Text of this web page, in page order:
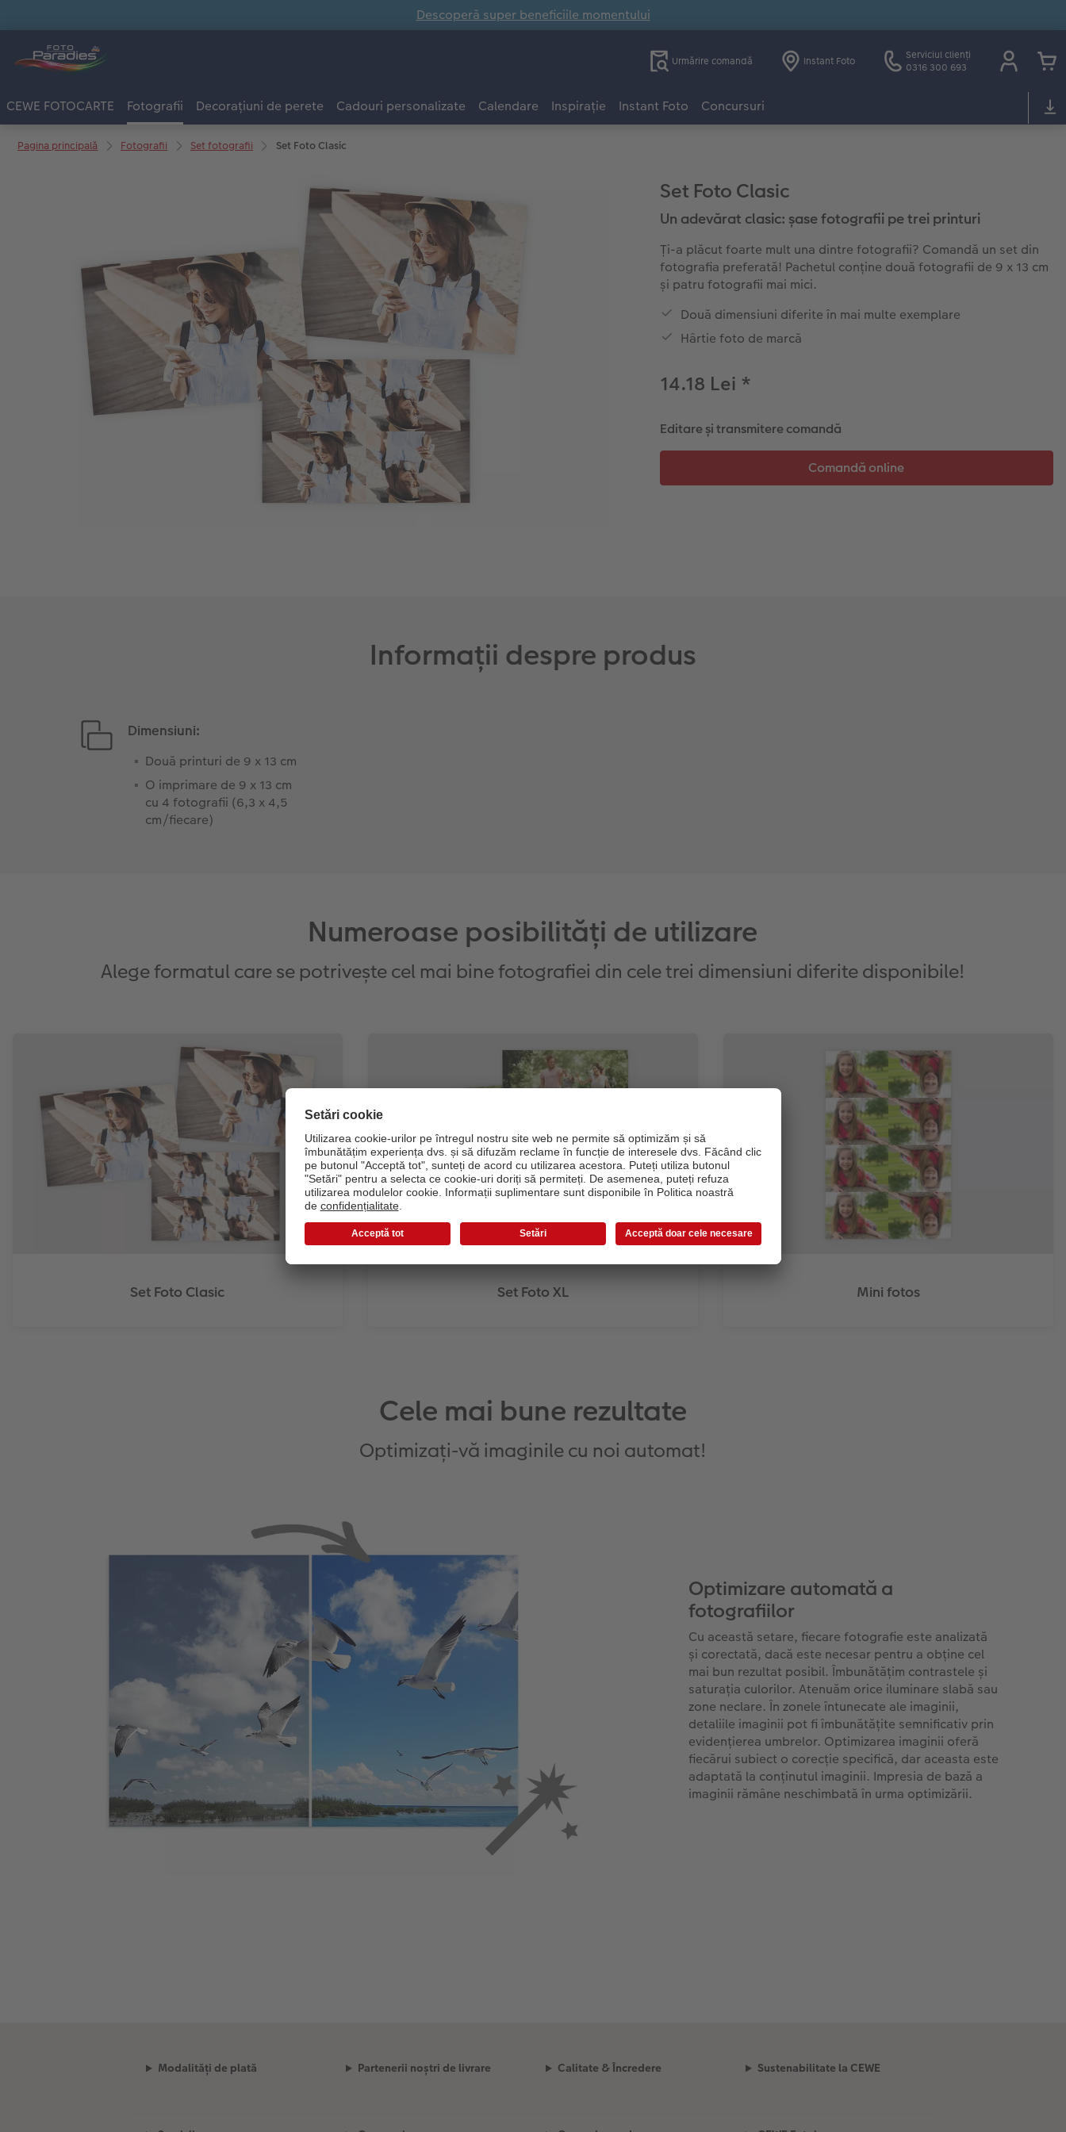
Descoperă super beneficiile momentului
Urmărire comandă Instant Foto
Serviciul clienți
0316 300 693
CEWE FOTOCARTE Fotografii Decorațiuni de perete Cadouri personalizate Calendare Inspirație Instant Foto Concursuri
Pagina principală Fotografii Set fotografii Set Foto Clasic
Set Foto Clasic
Un adevărat clasic: șase fotografii pe trei printuri
Ți-a plăcut foarte mult una dintre fotografii? Comandă un set din
fotografia preferată! Pachetul conține două fotografii de 9 x 13 cm
și patru fotografii mai mici.
Două dimensiuni diferite în mai multe exemplare
Hârtie foto de marcă
14.18 Lei *
Editare și transmitere comandă
Informații despre produs
Dimensiuni:
Două printuri de 9 x 13 cm
O imprimare de 9 x 13 cm
cu 4 fotografii (6,3 x 4,5
cm/fiecare)
Numeroase posibilități de utilizare
Alege formatul care se potrivește cel mai bine fotografiei din cele trei dimensiuni diferite disponibile!
Set Foto Clasic Set Foto XL Mini fotos
Cele mai bune rezultate
Optimizați-vă imaginile cu noi automat!
Optimizare automată a
fotografiilor
Cu această setare, fiecare fotografie este analizată
și corectată, dacă este necesar pentru a obține cel
mai bun rezultat posibil. Îmbunătățim contrastele și
saturația culorilor. Atenuăm orice iluminare slabă sau
zone neclare. În zonele întunecate ale imaginii,
detaliile imaginii pot fi îmbunătățite semnificativ prin
evidențierea umbrelor. Optimizarea imaginii oferă
fiecărui subiect o corecție specifică, dar aceasta este
adaptată la conținutul imaginii. Impresia de bază a
imaginii rămâne neschimbată în urma optimizării.
Modalități de plată Partenerii noștri de livrare Calitate & Încredere Sustenabilitate la CEWE